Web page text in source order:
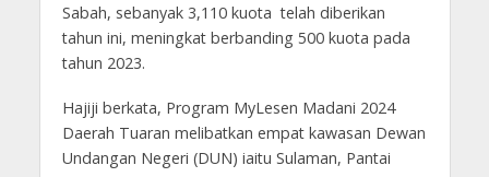
Sabah, sebanyak 3,110 kuota telah diberikan
tahun ini, meningkat berbanding 500 kuota pada
tahun 2023.
Hajiji berkata, Program MyLesen Madani 2024
Daerah Tuaran melibatkan empat kawasan Dewan
Undangan Negeri (DUN) iaitu Sulaman, Pantai